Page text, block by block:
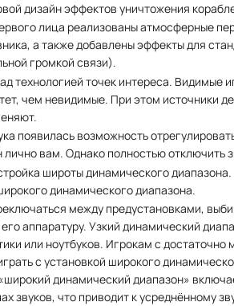
дизайн эффектов уничтожения
лица реализованы атмосферные
а также добавлены эффекты для
громкой связи).
технологией точек интереса. Видимые
чем невидимые. При этом источники
появилась возможность
лично вам. Однако полностью отключить
широты динамического
динамического диапазона.
между предустановками,
аппаратуру. Узкий динамический
или ноутбуков. Игрокам с
с установкой широкого
динамический диапазон»
звуков, что приводит к усреднённому